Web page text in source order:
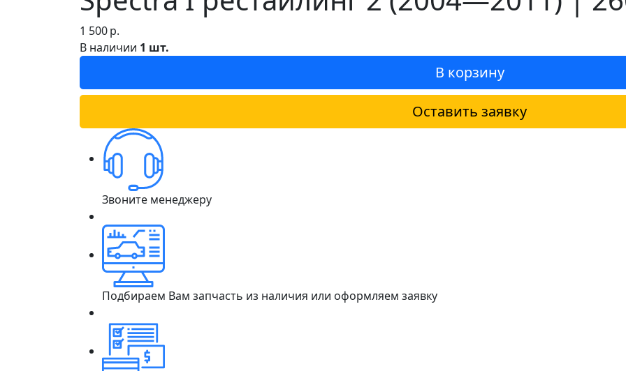
1 500р.
В наличии 1 шт.
В корзину
Оставить заявку
Звоните менеджеру
Подбираем Вам запчасть из наличия или оформляем заявку